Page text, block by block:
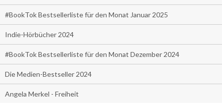
#BookTok Bestsellerliste für den Monat Januar 2025
Indie-Hörbücher 2024
#BookTok Bestsellerliste für den Monat Dezember 2024
Die Medien-Bestseller 2024
Angela Merkel - Freiheit